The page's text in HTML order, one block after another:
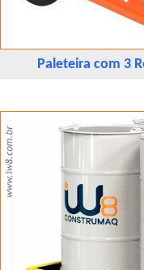
Paleteira com 3